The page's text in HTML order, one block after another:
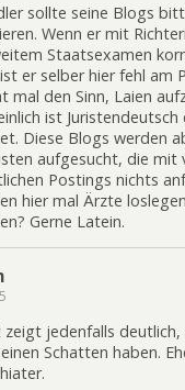
sollte seine Blogs
Wenn er mit
Staatsexamen
er selber hier fehl am
mal den Sinn, Laien
ist Juristendeutsch
Diese Blogs werden
aufgesucht, die mit
Postings nichts
hier mal Ärzte
Gerne Latein.
jedenfalls deutlich,
Schatten haben.